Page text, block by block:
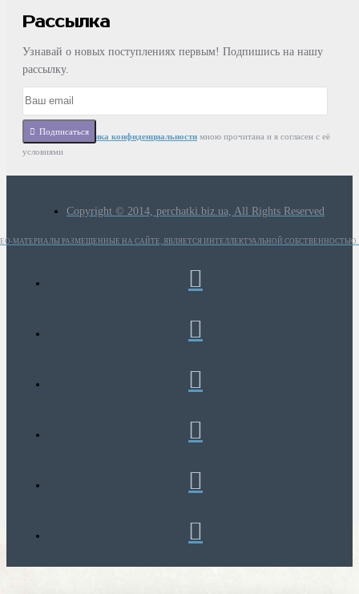
Рассылка
Узнавай о новых поступлениях первым! Подпишись на нашу
рассылку.
Подписаться
СтатьяПолитика конфиденциальности мною прочитана и я согласен с её
условиями
Copyright © 2014, perchatki.biz.ua, All Rights Reserved
МАТЕРИАЛЫ РАЗМЕЩЕННЫЕ НА САЙТЕ, ЯВЛЯЕТСЯ ИНТЕЛЛЕКТУАЛЬНОЙ